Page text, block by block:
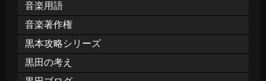
音楽用語
音楽著作権
黒本攻略シリーズ
黒田の考え